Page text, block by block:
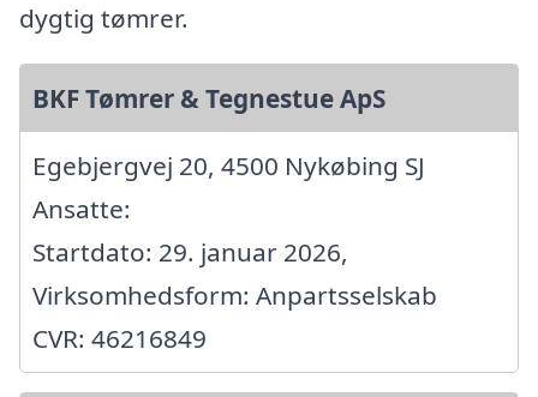
dygtig tømrer.
BKF Tømrer & Tegnestue ApS
Egebjergvej 20, 4500 Nykøbing SJ
Ansatte:
Startdato: 29. januar 2026,
Virksomhedsform: Anpartsselskab
CVR: 46216849